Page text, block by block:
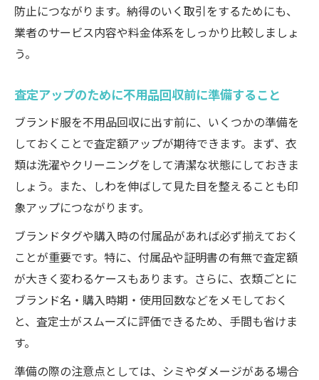
防止につながります。納得のいく取引をするためにも、
業者のサービス内容や料金体系をしっかり比較しましょ
う。
査定アップのために不用品回収前に準備すること
ブランド服を不用品回収に出す前に、いくつかの準備を
しておくことで査定額アップが期待できます。まず、衣
類は洗濯やクリーニングをして清潔な状態にしておきま
しょう。また、しわを伸ばして見た目を整えることも印
象アップにつながります。
ブランドタグや購入時の付属品があれば必ず揃えておく
ことが重要です。特に、付属品や証明書の有無で査定額
が大きく変わるケースもあります。さらに、衣類ごとに
ブランド名・購入時期・使用回数などをメモしておく
と、査定士がスムーズに評価できるため、手間も省けま
す。
準備の際の注意点としては、シミやダメージがある場合